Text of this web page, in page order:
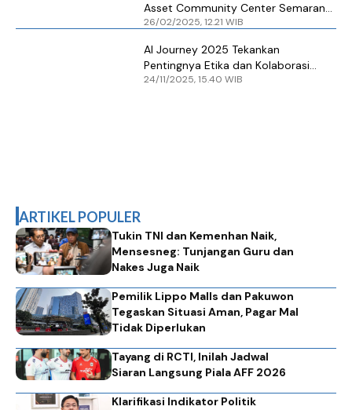
Asset Community Center Semarang
Diresmikan
26/02/2025, 12.21 WIB
AI Journey 2025 Tekankan
Pentingnya Etika dan Kolaborasi
Global dalam Ekosistem AI
24/11/2025, 15.40 WIB
ARTIKEL POPULER
Tukin TNI dan Kemenhan Naik,
Mensesneg: Tunjangan Guru dan
Nakes Juga Naik
Pemilik Lippo Malls dan Pakuwon
Tegaskan Situasi Aman, Pagar Mal
Tidak Diperlukan
Tayang di RCTI, Inilah Jadwal
Siaran Langsung Piala AFF 2026
Klarifikasi Indikator Politik